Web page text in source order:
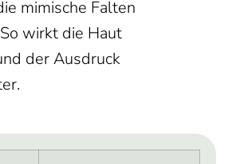
mimische Falten
wirkt die Haut
der Ausdruck